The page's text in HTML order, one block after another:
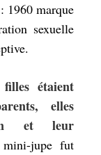
1960 marque
sexuelle
étaient
elles
et leur
jupe fut